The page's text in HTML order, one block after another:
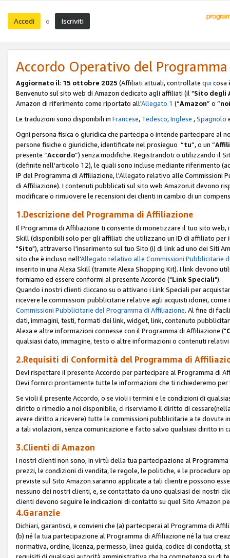
Accedi o Iscriviti
Accordo Operativo del
Aggiornato il: 15 ottobre 2025 (Affiliati attuali, controllate qui cosa
Benvenuto sul sito web di Amazon dedicato agli affiliati (il "Sito degli
Amazon di riferimento come riportato all'Allegato 1 (“Amazon” o “noi
Le traduzioni sono disponibili in Francese, Tedesco,Inglese ,Spagnolo
Ogni persona fisica o giuridica che partecipa o intende partecipare al
persone fisiche o giuridiche, identificate nel prosieguo “tu”, o un “
presente “Accordo”) senza modifiche. Registrandoti o utilizzando il
(definite nell'articolo 12), le quali sono incluse mediante riferimento
IP del Programma di Affiliazione, l'Allegato relativo alle Commissioni
di Affiliazione). I contenuti pubblicati sul sito web Amazon.it devono
modificare o rimuovere le recensioni dei clienti in cambio di un
1.Descrizione del Programma di Affiliazione
Il Programma di Affiliazione ti consente di monetizzare il tuo sito
Skill (disponibili solo per gli affiliati che utilizzano un ID di affiliato per
"Sito"), attraverso l'inserimento sul tuo Sito (i) di link ad uno dei Siti
sito che è incluso nell'Allegato relativo alle Commissioni Pubblicitarie
inserito in una Alexa Skill (tramite Alexa Shopping Kit). I link devono
forniamo ed essere conformi al presente Accordo ("Link Speciali").
Quando i nostri clienti cliccano su o attivano i Link Speciali per
ricevere le commissioni pubblicitarie relative agli acquisti idonei,
Commissioni Pubblicitarie del Programma di Affiliazione. Al fine di
dati, immagini, testi, formati dei link, widget, link, contenuto
Alexa e altre informazioni connesse con il Programma di Affiliazione ("
qualsiasi dato, immagine, testo o altre informazioni o contenuti
2.Requisiti di Conformità del Programma di
Devi rispettare il presente Accordo per partecipare al Programma di
Devi fornirci prontamente tutte le informazioni che ti richiederemo
Se violi il presente Accordo, o se violi i termini e le condizioni di
diritto o rimedio a noi disponibile, ci riserviamo il diritto di
avere diritto a ricevere) tutte le commissioni pubblicitarie a te dovute
a tali violazioni, senza comunicazione e fatto salvo qualsiasi diritto in
3.Clienti di Amazon
I nostri clienti non sono, in virtù della tua partecipazione al
prezzi, le condizioni di vendita, le regole, le politiche, e le procedure
previste sul Sito Amazon saranno applicate a tali clienti e possono
nessuno dei nostri clienti, e, se contattato da uno qualsiasi dei nostri
clienti devono seguire le indicazioni di contatto su quel Sito Amazon
4.Garanzie
Dichiari, garantisci, e convieni che (a) parteciperai al Programma di
(b) né la tua partecipazione al Programma di Affiliazione né la tua
normativa, ordine, licenza, permesso, linea guida, codice di